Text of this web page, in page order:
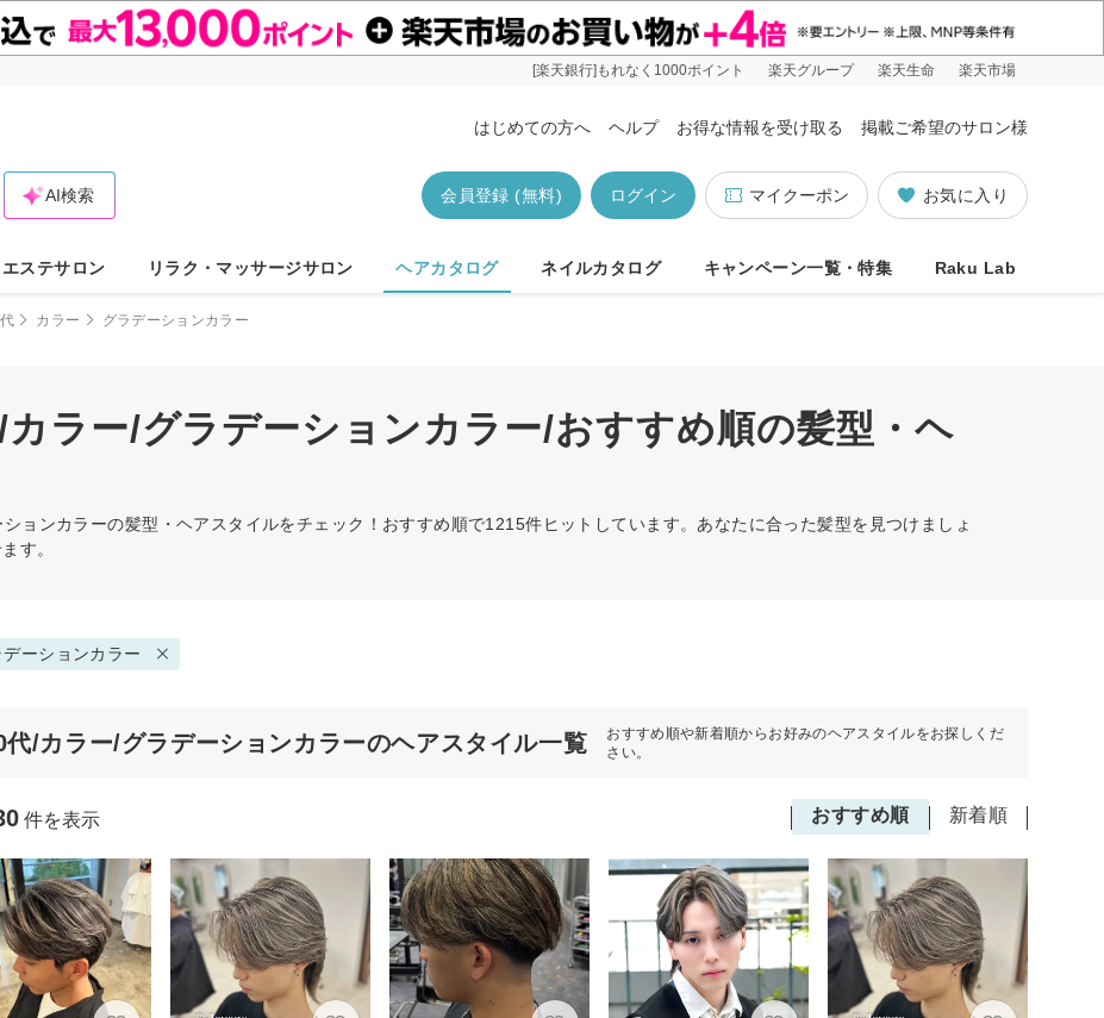
[楽天銀行]もれなく1000ポイント 楽天グループ 楽天生命 楽天市場
はじめての方へ ヘルプ お得な情報を受け取る 掲載ご希望のサロン様
お気に入り
マイクーポン
ログイン
会員登録 (無料)
AI検索
エステサロン リラク・マッサージサロン ヘアカタログ ネイルカタログ キャンペーン一覧・特集 Raku Lab
カラー グラデーションカラー
ラー/グラデーションカラー/おすすめ順の髪型・ヘ
ョンカラーの髪型・ヘアスタイルをチェック！おすすめ順で1215件ヒットしています。あなたに合った髪型を見つけましょ
す。
デーションカラー
代/カラー/グラデーションカラーのヘアスタイル一覧
おすすめ順や新着順からお好みのヘアスタイルをお探しくだ
さい。
おすすめ順 新着順
件を表示